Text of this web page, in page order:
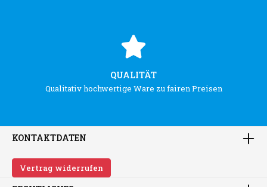
QUALITÄT
Qualitativ hochwertige Ware zu fairen Preisen
KONTAKTDATEN
Vertrag widerrufen